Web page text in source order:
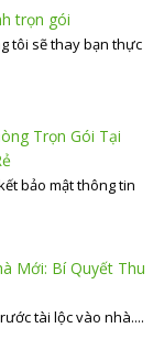
trọn gói
tôi sẽ thay bạn thực
Trọn Gói Tại
bảo mật thông tin
Mới: Bí Quyết Thu
tài lộc vào nhà....